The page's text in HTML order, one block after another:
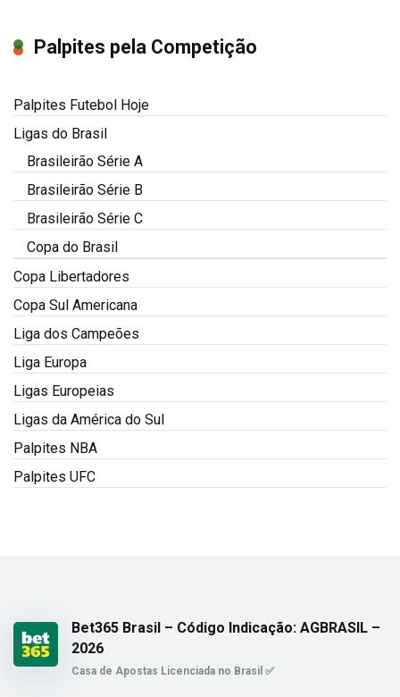
Palpites pela Competição
Palpites Futebol Hoje
Ligas do Brasil
Brasileirão Série A
Brasileirão Série B
Brasileirão Série C
Copa do Brasil
Copa Libertadores
Copa Sul Americana
Liga dos Campeões
Liga Europa
Ligas Europeias
Ligas da América do Sul
Palpites NBA
Palpites UFC
Bet365 Brasil – Código Indicação: AGBRASIL –
2026
Casa de Apostas Licenciada no Brasil ✅